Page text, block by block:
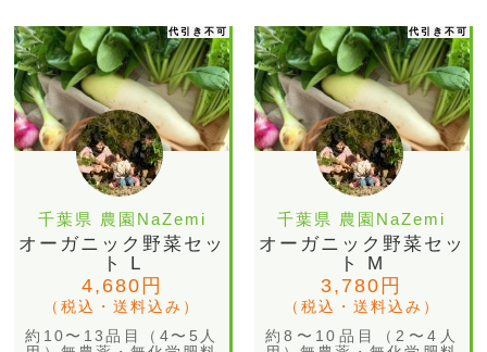
代引き不可
千葉県 農園NaZemi
オーガニック野菜セッ
ト L
4,680円
（税込・送料込み）
約10〜13品目（4〜5人
代引き不可
千葉県 農園NaZemi
オーガニック野菜セッ
ト M
3,780円
（税込・送料込み）
約8〜10品目（2〜4人